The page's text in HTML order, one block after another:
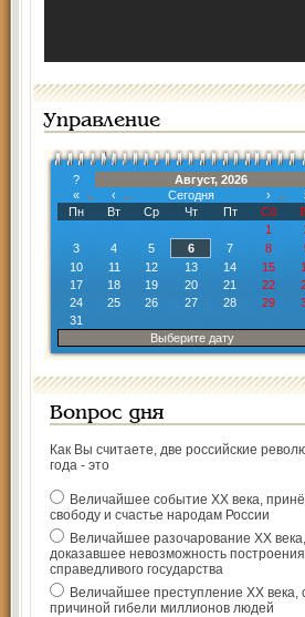
Управление
?
Август, 2026
«
‹ Сегодня ›
Пн
Вт Ср Чт Пт Сб
1
3
4 5 6 7 8
10
11 12 13 14 15
17
18 19 20 21 22
24
25 26 27 28 29
31
Выберите дату
Вопрос дня
Как Вы считаете, две российские
года - это
Величайшее событие ХХ века,
свободу и счастье народам России
Величайшее разочарование ХХ века,
доказавшее невозможность построения
справедливого государства
Величайшее преступление ХХ века,
причиной гибели миллионов людей